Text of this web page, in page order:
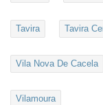
Tavira Tavira
Vila Nova De Cacela
Vilamoura